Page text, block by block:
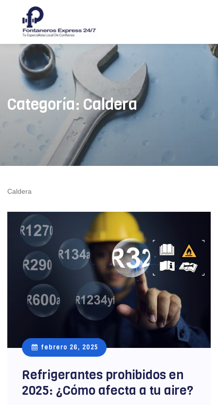
Categoría: Caldera
Caldera
febrero 26, 2025
Refrigerantes prohibidos en
2025: ¿Cómo afecta a tu aire?